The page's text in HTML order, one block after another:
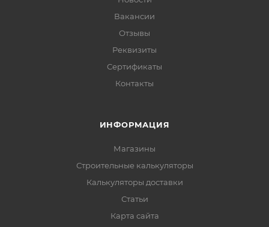
Вакансии
Отзывы
Реквизиты
Сертификаты
Контакты
ИНФОРМАЦИЯ
Магазины
Строительные калькуляторы
Калькуляторы доставки
Статьи
Карта сайта